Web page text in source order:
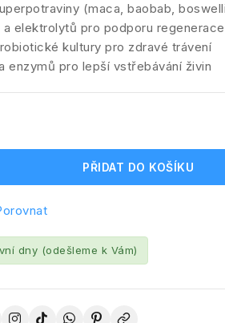
(maca, baobab,
a elektrolytů pro podporu regenerace
kultury pro zdravé trávení
enzymů pro lepší vstřebávání živin
PŘIDAT DO KOŠÍKU
dny (odešleme k Vám)